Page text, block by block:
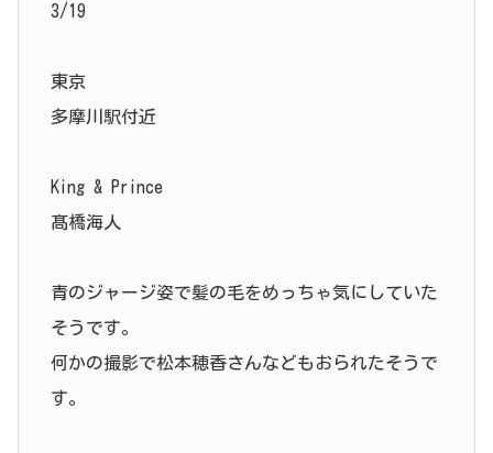
3/19
東京
多摩川駅付近
King & Prince
髙橋海人
青のジャージ姿で髪の毛をめっちゃ気にしていた
そうです。
何かの撮影で松本穂香さんなどもおられたそうで
す。